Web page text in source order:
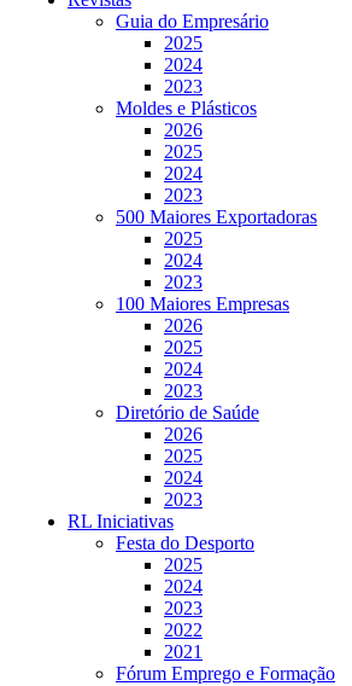
Guia do Empresário
2025
2024
2023
Moldes e Plásticos
2026
2025
2024
2023
500 Maiores Exportadoras
2025
2024
2023
100 Maiores Empresas
2026
2025
2024
2023
Diretório de Saúde
2026
2025
2024
2023
RL Iniciativas
Festa do Desporto
2025
2024
2023
2022
2021
Fórum Emprego e Formação